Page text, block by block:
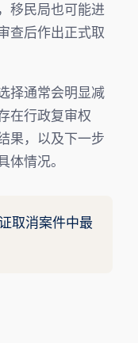
移民局也可能进
查后作出正式取
择通常会明显减
在行政复审权
果，以及下一步
体情况。
取消案件中最